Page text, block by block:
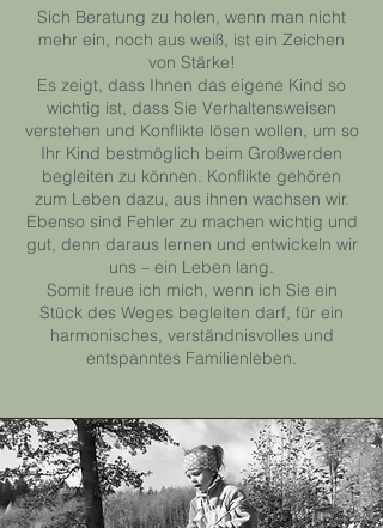
Sich Beratung zu holen, wenn man nicht
mehr ein, noch aus weiß, ist ein Zeichen
von Stärke!
Es zeigt, dass Ihnen das eigene Kind so
wichtig ist, dass Sie Verhaltensweisen
verstehen und Konflikte lösen wollen, um so
Ihr Kind bestmöglich beim Großwerden
begleiten zu können. Konflikte gehören
zum Leben dazu, aus ihnen wachsen wir.
Ebenso sind Fehler zu machen wichtig und
gut, denn daraus lernen und entwickeln wir
uns – ein Leben lang.
Somit freue ich mich, wenn ich Sie ein
Stück des Weges begleiten darf, für ein
harmonisches, verständnisvolles und
entspanntes Familienleben.